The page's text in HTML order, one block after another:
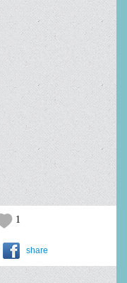
1
share